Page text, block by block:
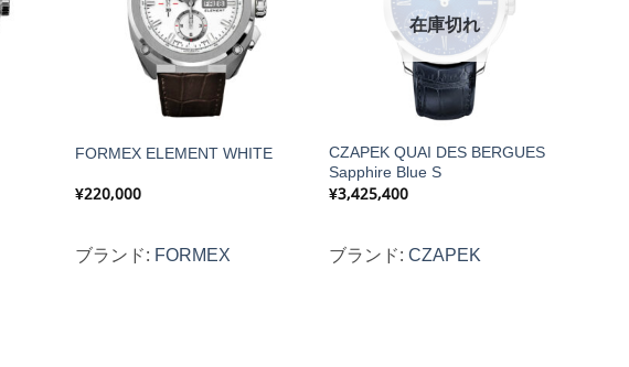
FORMEX ELEMENT WHITE
¥220,000
ブランド: FORMEX
在庫切れ
CZAPEK QUAI DES BERGUES
Sapphire Blue S
¥3,425,400
ブランド:CZAPEK